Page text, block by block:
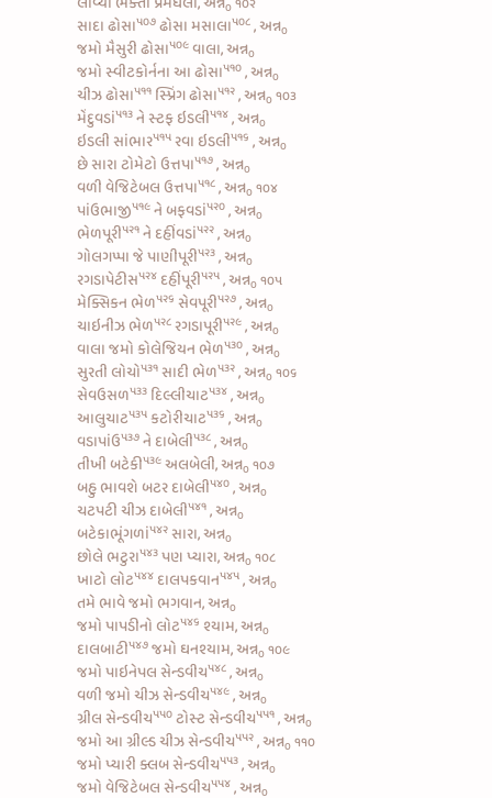
૦ ૧૦૨
સાદા ઢોસા૫૦૭ ઢોસા મસાલા૫૦૮ , અન્ન૦
જમોમૈસુરી ઢોસા૫૦૯ વાલા, અન્ન૦
જમોસ્વીટકોર્નના આ ઢોસા૫૧૦ , અન્ન૦
ચીઝ ઢોસા૫૧૧ સ્પ્રિંગ ઢોસા૫૧૨ , અન્ન૦ ૧૦૩
મેંદુવડાં૫૧૩ નેસ્ટફ ઇડલી૫૧૪ , અન્ન૦
ઇડલી સાંભાર૫૧૫ રવા ઇડલી૫૧૬ , અન્ન૦
છે સારાટોમેટો ઉત્તપા૫૧૭ , અન્ન૦
વળીવેજિટેબલ ઉત્તપા૫૧૮ , અન્ન૦ ૧૦૪
પાંઉભાજી૫૧૯ ને બફવડાં૫૨૦ , અન્ન૦
ભેળપૂરી૫૨૧ ને દહીંવડાં૫૨૨ , અન્ન૦
ગોલગપ્પા જેપાણીપૂરી૫૨૩ , અન્ન૦
રગડાપેટીસ૫૨૪ દહીંપૂરી૫૨૫ , અન્ન૦ ૧૦૫
મેક્સિકન ભેળ૫૨૬ સેવપૂરી૫૨૭ , અન્ન૦
ચાઇનીઝ ભેળ૫૨૮ રગડાપૂરી૫૨૯ , અન્ન૦
વાલા જમો કોલેજિયન ભેળ૫૩૦ , અન્ન૦
સુરતી લોચો૫૩૧ સાદી ભેળ૫૩૨ , અન્ન૦ ૧૦૬
સેવઉસળ૫૩૩ દિલ્લીચાટ૫૩૪ , અન્ન૦
આલુચાટ૫૩૫ કટોરીચાટ૫૩૬ , અન્ન૦
વડાપાંઉ૫૩૭ ને દાબેલી૫૩૮ , અન્ન૦
તીખી બટેકી૫૩૯ અલબેલી, અન્ન૦ ૧૦૭
બહુ ભાવશે બટર દાબેલી૫૪૦ , અન્ન૦
ચટપટી ચીઝ દાબેલી૫૪૧ , અન્ન૦
બટેકાભૂંગળાં૫૪૨ સારા, અન્ન૦
છોલે ભટુરા૫૪૩ પણ પ્યારા, અન્ન૦ ૧૦૮
ખાટો લોટ૫૪૪ દાલપકવાન૫૪૫ , અન્ન૦
તમે ભાવે જમો ભગવાન, અન્ન૦
જમોપાપડીનો લોટ૫૪૬ શ્યામ, અન્ન૦
દાલબાટી૫૪૭ જમો ઘનશ્યામ, અન્ન૦ ૧૦૯
જમોપાઇનેપલ સેન્ડવીચ૫૪૮ , અન્ન૦
વળી જમોચીઝ સેન્ડવીચ૫૪૯ , અન્ન૦
ગ્રીલ સેન્ડવીચ૫૫૦ ટોસ્ટ સેન્ડવીચ૫૫૧ , અન્ન૦
જમો આગ્રીલ્ડ ચીઝ સેન્ડવીચ૫૫૨ , અન્ન૦ ૧૧૦
જમો પ્યારીક્લબ સેન્ડવીચ૫૫૩ , અન્ન૦
જમોવેજિટેબલ સેન્ડવીચ૫૫૪ , અન્ન૦